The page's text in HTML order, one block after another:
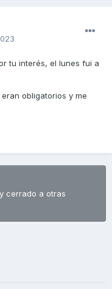
tu interés, el lunes fui a
obligatorios y me
cerrado a otras